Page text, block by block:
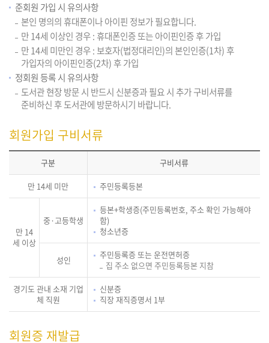
준회원 가입 시 유의사항
본인 명의의 휴대폰이나 아이핀 정보가 필요합니다.
만 14세 이상인 경우 : 휴대폰인증 또는 아이핀인증 후 가입
만 14세 미만인 경우 : 보호자(법정대리인)의 본인인증(1차) 후
가입자의 아이핀인증(2차) 후 가입
정회원 등록 시 유의사항
도서관 현장 방문 시 반드시 신분증과 필요 시 추가 구비서류를
준비하신 후 도서관에 방문하시기 바랍니다.
회원가입 구비서류
구분 구비서류
만 14세 미만 주민등록등본
만 14
세 이상
중·고등학생
등본+학생증(주민등록번호, 주소 확인 가능해야
함)
청소년증
성인
주민등록증 또는 운전면허증
집 주소 없으면 주민등록등본 지참
경기도 관내 소재 기업
체 직원
신분증
직장 재직증명서 1부
회원증 재발급